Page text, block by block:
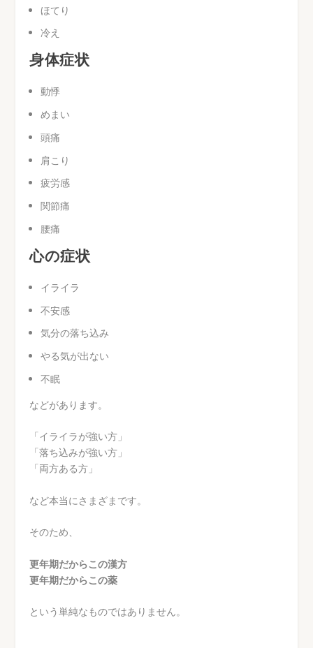
ほてり
冷え
身体症状
動悸
めまい
頭痛
肩こり
疲労感
関節痛
腰痛
心の症状
イライラ
不安感
気分の落ち込み
やる気が出ない
不眠
などがあります。
「イライラが強い方」
「落ち込みが強い方」
「両方ある方」
など本当にさまざまです。
そのため、
更年期だからこの漢方
更年期だからこの薬
という単純なものではありません。